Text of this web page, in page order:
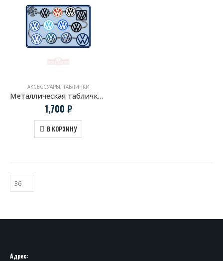
АКСЕССУАРЫ, ТАБЛИЧКИ
Металлическая табличка История логотипа Volkswagen
1,700 ₽
В КОРЗИНУ
Адрес: